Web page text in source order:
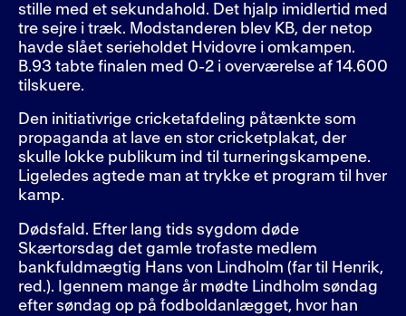
stille med et sekundahold. Det hjalp imidlertid med
tre sejre i træk. Modstanderen blev KB, der netop
havde slået serieholdet Hvidovre i omkampen.
B.93 tabte finalen med 0-2 i overværelse af 14.600
tilskuere.
Den initiativrige cricketafdeling påtænkte som
propaganda at lave en stor cricketplakat, der
skulle lokke publikum ind til turneringskampene.
Ligeledes agtede man at trykke et program til hver
kamp.
Dødsfald. Efter lang tids sygdom døde
Skærtorsdag det gamle trofaste medlem
bankfuldmægtig Hans von Lindholm (far til Henrik,
red.). Igennem mange år mødte Lindholm søndag
efter søndag op på fodboldanlægget, hvor han